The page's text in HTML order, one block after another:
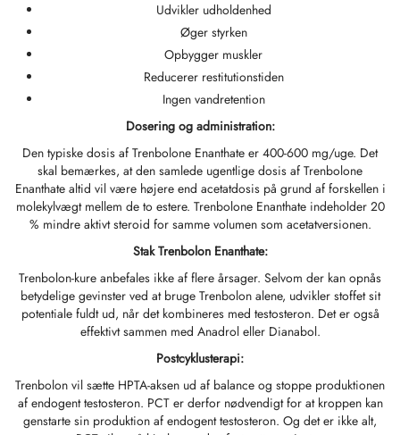
Udvikler udholdenhed
Øger styrken
Opbygger muskler
Reducerer restitutionstiden
Ingen vandretention
Dosering og administration:
Den typiske dosis af Trenbolone Enanthate er 400-600 mg/uge. Det
skal bemærkes, at den samlede ugentlige dosis af Trenbolone
Enanthate altid vil være højere end acetatdosis på grund af forskellen i
molekylvægt mellem de to estere. Trenbolone Enanthate indeholder 20
% mindre aktivt steroid for samme volumen som acetatversionen.
Stak Trenbolon Enanthate:
Trenbolon-kure anbefales ikke af flere årsager. Selvom der kan opnås
betydelige gevinster ved at bruge Trenbolon alene, udvikler stoffet sit
potentiale fuldt ud, når det kombineres med testosteron. Det er også
effektivt sammen med Anadrol eller Dianabol.
Postcyklusterapi:
Trenbolon vil sætte HPTA-aksen ud af balance og stoppe produktionen
af endogent testosteron. PCT er derfor nødvendigt for at kroppen kan
genstarte sin produktion af endogent testosteron. Og det er ikke alt,
🇪🇺
EU 🇪🇺
PHARMA 🇪🇺
/ SOMATROP 🇪🇺
EU 🇪🇺
PHARMA 🇪🇺🌍
🇪🇺
INT. 🌍
/ PHARMACOM INT. 🌍
SHREE/ POWERBOLIC – Asien 🇺🇸
PHARMA 🇪🇺🌍
/ PHARMACOM INT. 🌍
(injektion)
(Drostanolon) Injektion
(NPP)
Injicerbar (Methenolon)
Injicerbar (Stanozolol)
Phenylpropionat
(Methasteron)
(oral)
Trenbolon (oral)
/ T6
(Methenolonacetat)
(Sibutramin)
(Femara)
(Tamoxifen)
II
Fragment
(L-Carnitin)
Beta TB-500
GnRH
(Ozempic)
– Testolone
Mastorin
– Stenabolsk
– Myostin
Gain Pack
Min Ordre
Modtaget
(USA)